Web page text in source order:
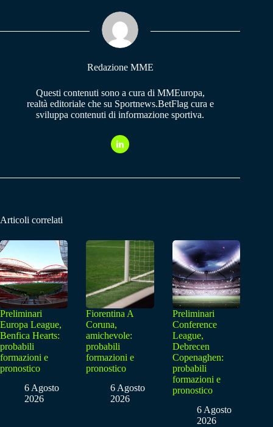
pp m
Redazione MME
Questi contenuti sono a cura di MMEuropa,
realtà editoriale che su Sportnews.BetFlag cura e
sviluppa contenuti di informazione sportiva.
Articoli correlati
Preliminari
Europa League,
Benfica Hearts:
probabili
formazioni e
pronostico
6 Agosto
2026
Fiorentina A
Coruna,
amichevole:
probabili
formazioni e
pronostico
6 Agosto
2026
Preliminari
Conference
League,
Debrecen
Copenaghen:
probabili
formazioni e
pronostico
6 Agosto
2026